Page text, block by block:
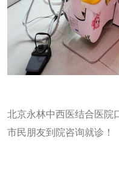
北京永林中西医结合医院
市民朋友到院咨询就诊！